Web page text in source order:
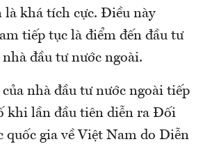
là khá tích cực. Điều này
tiếp tục là điểm đến đầu tư
nhà đầu tư nước ngoài.
nhà đầu tư nước ngoài tiếp
khi lần đầu tiên diễn ra Đối
quốc gia về Việt Nam do Diễn